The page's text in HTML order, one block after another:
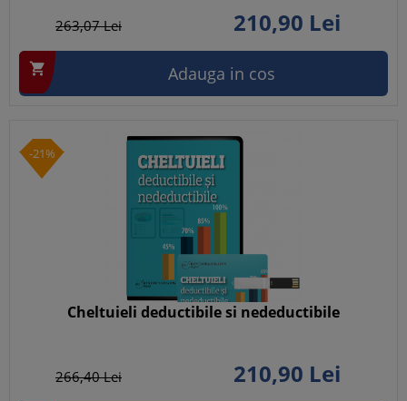
263,07Lei 210,90 Lei
 Adauga in cos
-21%
Cheltuieli deductibile si nedeductibile
266,40Lei 210,90 Lei